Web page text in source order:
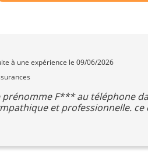
à une expérience le 09/06/2026
prénomme F*** au téléphone
et professionnelle.